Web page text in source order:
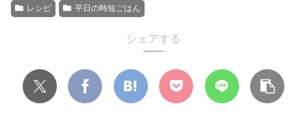
レシピ 平日の時短ごはん
シェアする